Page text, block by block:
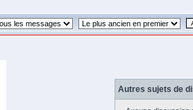
Autres sujets de